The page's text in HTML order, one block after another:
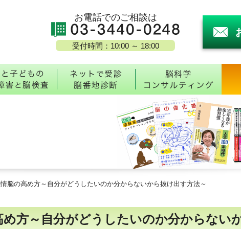
お電話でのご相談は
受付時間：10:00 ～ 18:00
像診断 大人と子どもの発達障害と脳検査
ネットで受診脳番地診
脳
脳の高め方～自分がどうしたいのか分からないから抜け出す方法～
め方～自分がどうしたいのか分からない